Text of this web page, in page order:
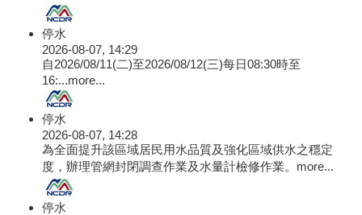
停水
2026-08-07, 14:29
自2026/08/11(二)至2026/08/12(三)每日08:30時至
16:...more...
停水
2026-08-07, 14:28
為全面提升該區域居民用水品質及強化區域供水之穩定
度，辦理管網封閉調查作業及水量計檢修作業。 more...
停水